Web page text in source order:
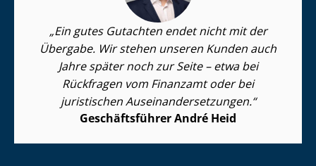
Ein gutes Gutachten endet nicht mit der
Übergabe. Wir stehen unseren Kunden auch
Jahre später noch zur Seite – etwa bei
Rückfragen vom Finanzamt oder bei
juristischen Aus­ein­an­der­set­zun­gen.
Geschäftsführer André Heid